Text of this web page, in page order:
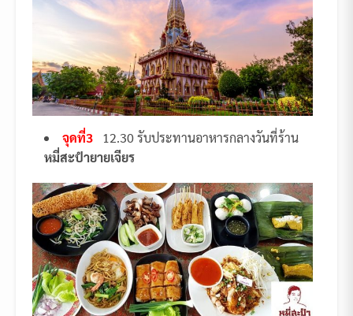
จุดที่3 12.30 รับประทานอาหารกลางวันที่ร้าน
หมี่สะปำยายเจียร